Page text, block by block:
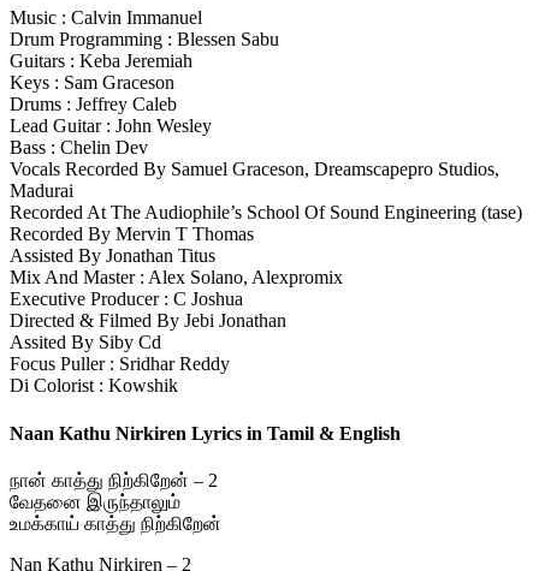
Music : Calvin Immanuel
Drum Programming : Blessen Sabu
Guitars : Keba Jeremiah
Keys : Sam Graceson
Drums : Jeffrey Caleb
Lead Guitar : John Wesley
Bass : Chelin Dev
Vocals Recorded By Samuel Graceson, Dreamscapepro Studios,
Madurai
Recorded At The Audiophile’s School Of Sound Engineering (tase)
Recorded By Mervin T Thomas
Assisted By Jonathan Titus
Mix And Master : Alex Solano, Alexpromix
Executive Producer : C Joshua
Directed & Filmed By Jebi Jonathan
Assited By Siby Cd
Focus Puller : Sridhar Reddy
Di Colorist : Kowshik
Naan Kathu Nirkiren Lyrics in Tamil & English
நான் காத்து நிற்கிறேன் – 2
வேதனை இருந்தாலும்
உமக்காய் காத்து நிற்கிறேன்
Nan Kathu Nirkiren – 2